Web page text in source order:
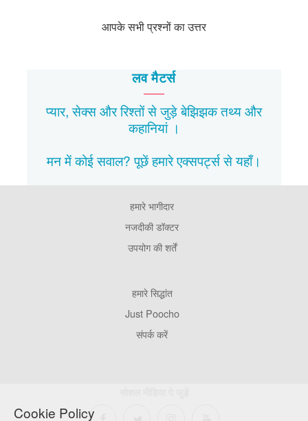
Cookie Policy
आपके सभी प्रश्नों का उत्तर
लव मैटर्स
प्यार, सेक्स और रिश्तों से जुड़े बेझिझकतथ्यऔर
कहानियां।
मन में कोई सवाल? पूछें हमारे एक्सपर्ट्स सेयहाँ।
हमारे भागीदार
नजदीकी डॉक्टर
उपयोग की शर्तें
हमारे सिद्धांत
Just Poocho
संपर्क करें